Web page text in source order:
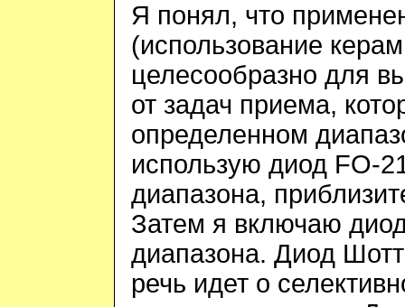
Я понял, что
(использование
целесообразно для
от задач приема,
определенном
использую диод FO-
диапазона,
Затем я включаю
диапазона. Диод
речь идет о